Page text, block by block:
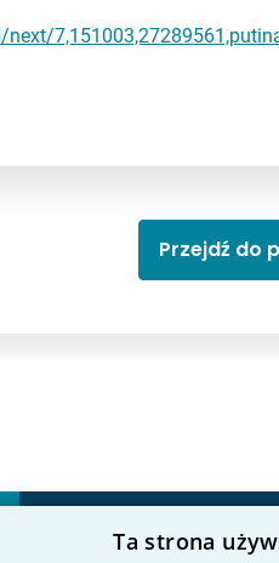
Przejdź do
Kierunki studiów
Ta strona